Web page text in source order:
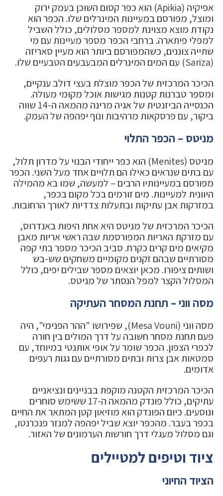
אפיקיה (Apikia) הוא כפר קסום השוכן בעמק ירוק
ומוצל, מפורסם במעיינות המינרלים שלו. הכפר הוא
נקודת מוצא מצוינת למספר מסלולים, כולל השביל
למפלי פיתארה. ברחבי הכפר מספר מעיינות עם מי
שתייה צוננים, כשהמפורסם ביותר הוא מעיין סאריזה
(Sariza) עם המים המינרלים המבעבעים הטבעיים שלו.
הכיכר המרכזית של הכפר מוצלת בעצי דולב ענקיים,
ומספר טברנות קטנות מגישות אוכל מקומי מעולה.
הכנסייה הביזנטית של אגיה מרינה מהמאה ה-14 שווה
ביקור, עם פרסקאות מרהיבות ונוף יפהפה של העמק.
מניטס – הכפר התלוי
מניטס (Menites) הוא כפר ייחודי הבנוי על מדרון תלול,
עם בתים שנראים כאילו הם תלויים אחד מעל השני. הכפר
מפורסם במעיינותיו הרבים – למעשה, שמו בא מהמילה
היוונית למעיינות. מים זורמים בכל מקום בכפר,
במזרקות אבן עתיקות ובתעלות צדדיות לאורך הרחובות.
הכיכר המרכזית של מניטס היא אחת היפות באנדרוס,
עם מזרקת האריות המפורסמת שבה ראשי אריות מאבן
מקיאים מים קרים כקרח. סביב הכיכר מספר בתי קפה
מסורתיים שבהם זקנים מקומיים משחקים שש-בש
ושותים ציפורו. מכאן יוצאים מספר שבילים יפים, כולל
המסלול הקצר למפל הנסתר של מניטס.
מסה ווני – תחנת המסחר העתיקה
מסה ווני (Mesa Vouni), שפירושו "ההר הפנימי", היה
פעם תחנת מסחר חשובה על דרך המולים בין חורה
לכפרי הצפון. הכפר שומר על אופי אותנטי במיוחד, עם
סמטאות אבן צרות ובתים מסורתיים עם גגות רעפים
אדומים.
הכיכר המרכזית הקטנה מוקפת בבניינים ונציאניים
עתיקים, כולל פונדק מהמאה ה-17 ששימש סוחרים
ונוסעים. כיום הפונדק הוא מוזיאון קטן המתאר את החיים
בכפר בעבר. מהכפר יוצא שביל יפהפה למנזר פנכרנטו,
וגם מסלול מעגלי דרך חורשות הערמונים של האזור.
ציוד וטיפים למטיילים
הציוד החיוני